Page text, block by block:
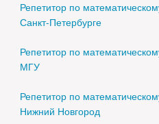
Репетитор по
Санкт-Петербурге
Репетитор по
МГУ
Репетитор по
Нижний Новгород